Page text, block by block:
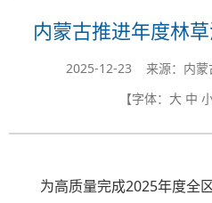
内蒙古推进年度林
2025-12-23 来源：内蒙
【字体： 大 中
为高质量完成2025年度全